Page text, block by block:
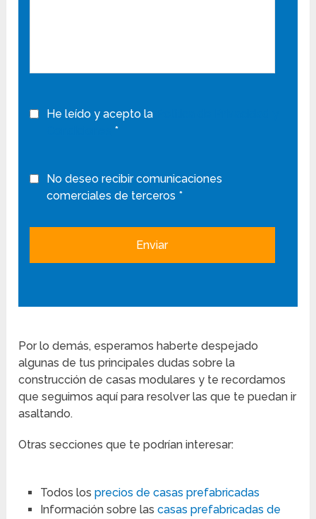
He leído y acepto la
*
No deseo recibir comunicaciones
comerciales de terceros *
Por lo demás, esperamos haberte despejado
algunas de tus principales dudas sobre la
construcción de casas modulares y te recordamos
que seguimos aquí para resolver las que te puedan ir
asaltando.
Otras secciones que te podrían interesar:
Todos los precios de casas prefabricadas
Información sobre las casas prefabricadas de